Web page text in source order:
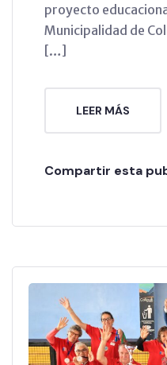
proyecto
Municipalidad de
[…]
LEER MÁS
Compartir esta